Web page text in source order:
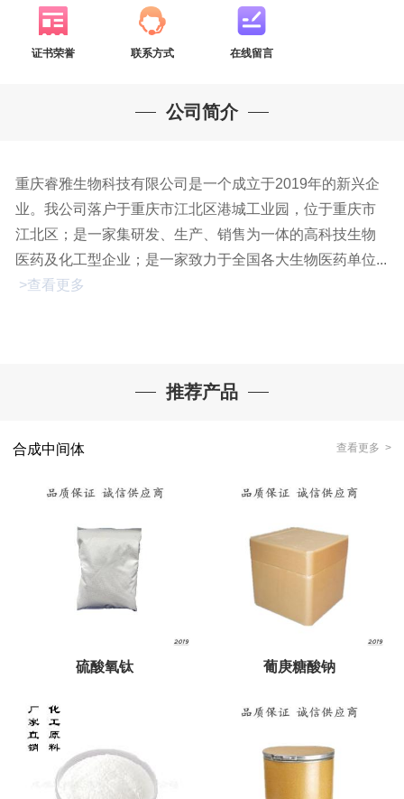
证书荣誉 联系方式 在线留言
公司简介
重庆睿雅生物科技有限公司是一个成立于2019年的新兴企
业。我公司落户于重庆市江北区港城工业园，位于重庆市
江北区；是一家集研发、生产、销售为一体的高科技生物
医药及化工型企业；是一家致力于全国各大生物医药单位...
>查看更多
推荐产品
合成中间体 查看更多 >
硫酸氧钛 葡庚糖酸钠